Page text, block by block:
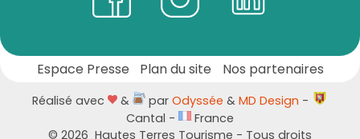
Espace Presse Plan du site Nos partenaires
Réalisé avec & parOdyssée &MD Design -
Cantal -
France
© 2026 Hautes Terres Tourisme - Tous droits